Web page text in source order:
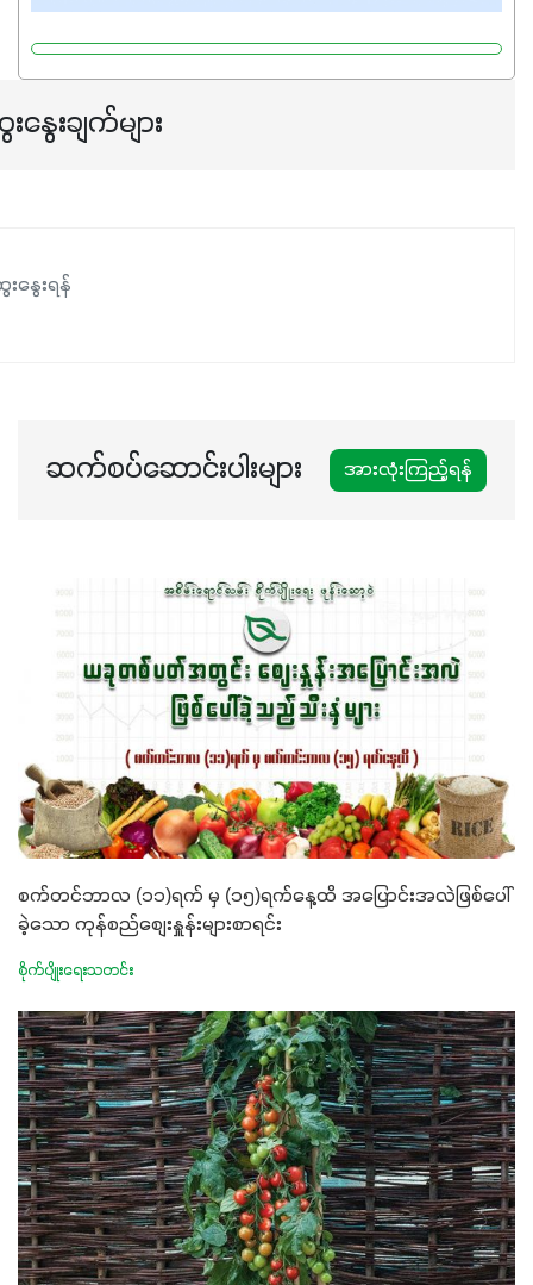
နွေးချက်များ
နွေးရန်
ဆက်စပ်ဆောင်းပါးများ အားလုံးကြည့်ရန်
စက်တင်ဘာလ (၁၁)ရက် မှ (၁၅)ရက်နေ့ထိ အပြောင်းအလဲဖြစ်ပေါ်
ခဲ့သော ကုန်စည်စျေးနှူန်းများစာရင်း
စိုက်ပျိုးရေးသတင်း